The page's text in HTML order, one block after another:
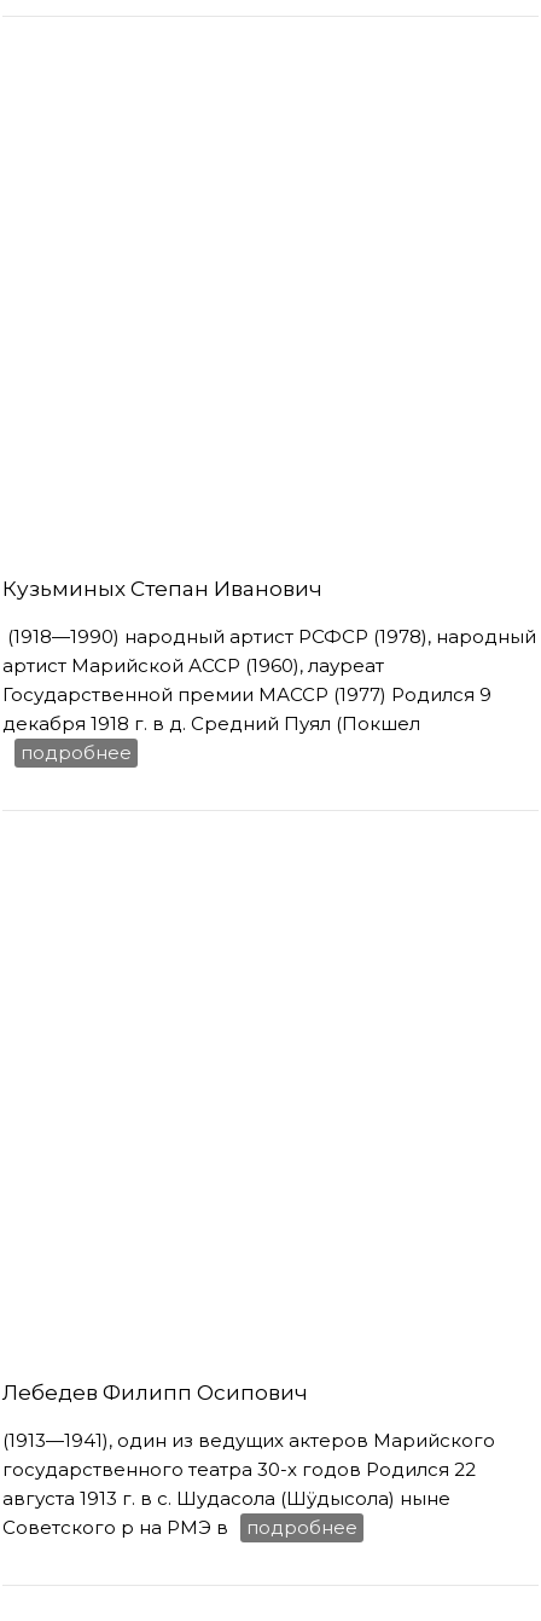
Кузьминых Степан Иванович
(1918—1990) народный артист РСФСР (1978), народный
артист Марийской АССР (1960), лауреат
Государственной премии МАССР (1977) Родился 9
декабря 1918 г. в д. Средний Пуял (Покшел
подробнее
Лебедев Филипп Осипович
(1913—1941), один из ведущих актеров Марийского
государственного театра 30-х годов Родился 22
августа 1913 г. в с. Шудасола (Шӱдысола) ныне
Советского р на РМЭ в
подробнее